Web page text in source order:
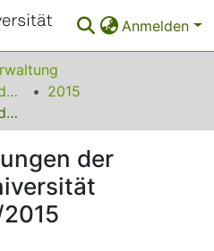
Anmelden
Amtliche Mitteilungen der Technischen Universität Dortmund
2015
Amtliche Mitteilungen der Technischen Universität Dortmund Nr. 4/2015
der